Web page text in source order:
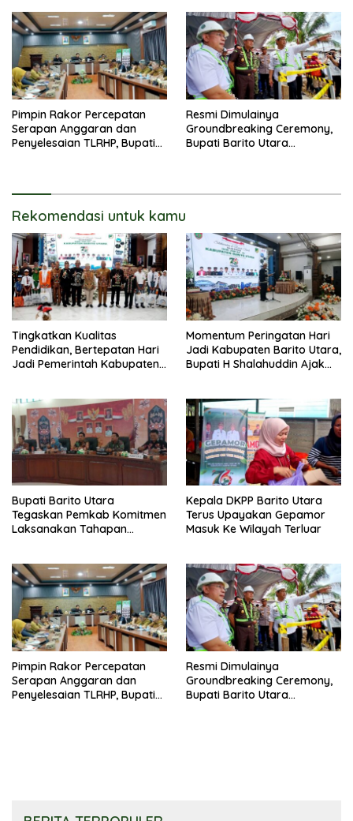
Pimpin Rakor Percepatan
Serapan Anggaran dan
Penyelesaian TLRHP, Bupati
Resmi Dimulainya
Groundbreaking Ceremony,
Bupati Barito Utara
Rekomendasi untuk kamu
Tingkatkan Kualitas
Pendidikan, Bertepatan Hari
Jadi Pemerintah Kabupaten
Momentum Peringatan Hari
Jadi Kabupaten Barito Utara,
Bupati H Shalahuddin Ajak
Daerah
Bupati Barito Utara
Tegaskan Pemkab Komitmen
Laksanakan Tahapan
Kepala DKPP Barito Utara
Terus Upayakan Gepamor
Masuk Ke Wilayah Terluar
Pimpin Rakor Percepatan
Serapan Anggaran dan
Penyelesaian TLRHP, Bupati
Resmi Dimulainya
Groundbreaking Ceremony,
Bupati Barito Utara